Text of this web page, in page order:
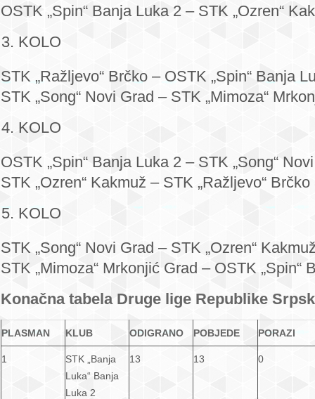
OSTK „Spin“ Banja Luka 2 – STK „Ozren“
KOLO
STK „Ražljevo“ Brčko – OSTK „Spin“ Banja
STK „Song“ Novi Grad – STK „Mimoza“
KOLO
OSTK „Spin“ Banja Luka 2 – STK „Song“
STK „Ozren“ Kakmuž – STK „Ražljevo“ Brčko
KOLO
STK „Song“ Novi Grad – STK „Ozren“
STK „Mimoza“ Mrkonjić Grad – OSTK „Spin“
Konačna tabela Druge lige Republike
PLASMAN KLUB ODIGRANO POBJEDE PORAZI
1
STK „Banja
Luka“ Banja
Luka 2
13 13 0